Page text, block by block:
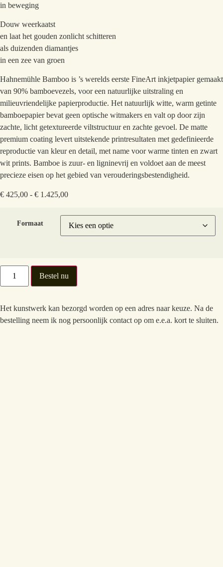
in beweging
Douw weerkaatst
en laat het gouden zonlicht schitteren
als duizenden diamantjes
in een zee van groen
Hahnemühle Bamboo is ’s werelds eerste FineArt inkjetpapier gemaakt
van 90% bamboevezels, voor een natuurlijke uitstraling en
milieuvriendelijke papierproductie. Het natuurlijk witte, warm getinte
bamboepapier bevat geen optische witmakers en valt op door zijn
zachte, licht getextureerde viltstructuur en zachte gevoel. De matte
premium coating levert uitstekende printresultaten met gedefinieerde
reproductie van kleur en detail, met name voor warme tinten en zwart
wit prints. Bamboe is zuur- en ligninevrij en voldoet aan de meest
precieze eisen op het gebied van verouderingsbestendigheid.
€ 425,00 - € 1.425,00
Formaat
Bestel nu
Het kunstwerk kan bezorgd worden op een adres naar keuze. Na de
bestelling neem ik nog persoonlijk contact op om e.e.a. kort te sluiten.